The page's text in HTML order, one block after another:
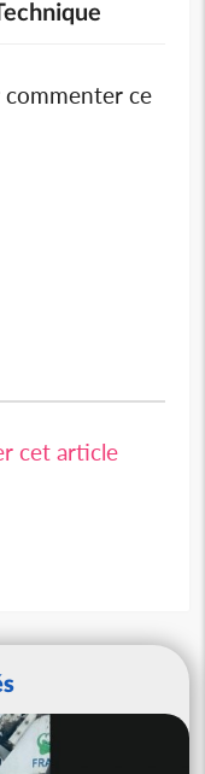
ce
cet article